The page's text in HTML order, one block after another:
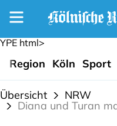
YPE html>
Region Köln Sport
Übersicht NRW
Diana und Turan